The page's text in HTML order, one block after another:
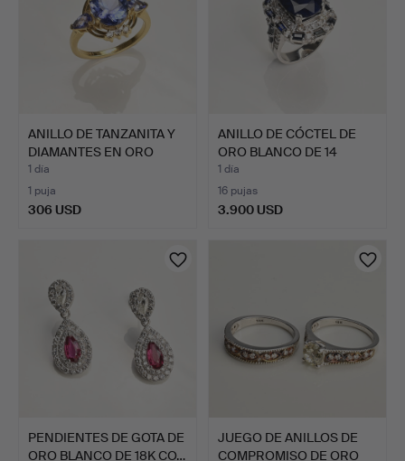
ANILLO DE TANZANITA Y
DIAMANTES EN ORO
AMA…
1 día
1 puja
306 USD
ANILLO DE CÓCTEL DE
ORO BLANCO DE 14
QUILA…
1 día
16 pujas
3.900 USD
PENDIENTES DE GOTA DE
ORO BLANCO DE 18K CO…
JUEGO DE ANILLOS DE
COMPROMISO DE ORO